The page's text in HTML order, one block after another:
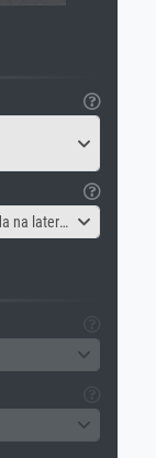
Quadro de lona - Imagem espelhada na lateral